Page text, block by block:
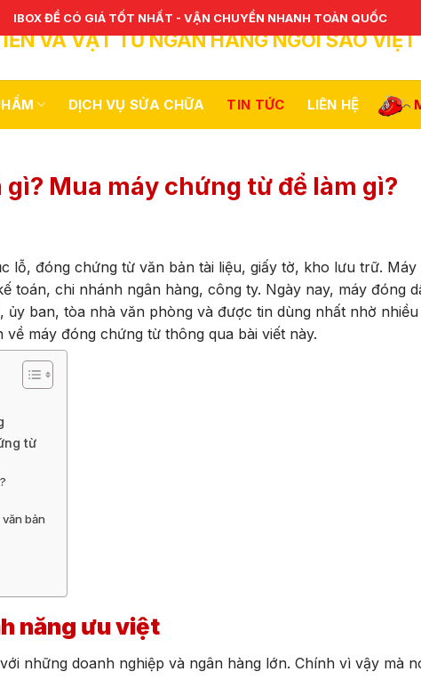
VÀ VẬT TƯ NGÂN HÀNG NGÔI SAO VIỆT
DỊCH VỤ SỬA CHỮA TIN TỨC LIÊN HỆ
Mua máy chứng từ để làm gì?
lỗ, đóng chứng từ văn bản tài liệu, giấy tờ, kho lưu trữ. Máy
toán, chi nhánh ngân hàng, công ty. Ngày nay, máy đóng
ban, tòa nhà văn phòng và được tin dùng nhất nhờ
về máy đóng chứng từ thông qua bài viết này.
từ
bản
năng ưu việt
những doanh nghiệp và ngân hàng lớn. Chính vì vậy mà
IBOX ĐỂ CÓ GIÁ TỐT NHẤT - VẬN CHUYỂN NHANH TOÀN QUỐC